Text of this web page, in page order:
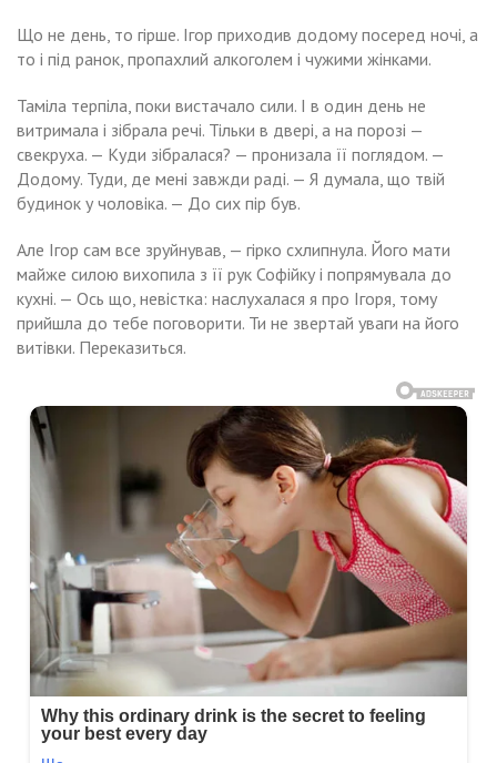
Що не день, то гірше. Ігор приходив додому посеред ночі, а
то і під ранок, пропахлий алкоголем і чужими жінками.
Таміла терпіла, поки вистачало сили. І в один день не
витримала і зібрала речі. Тільки в двері, а на порозі —
свекруха. — Куди зібралася? — пронизала її поглядом. —
Додому. Туди, де мені завжди раді. — Я думала, що твій
будинок у чоловіка. — До сих пір був.
Але Ігор сам все зруйнував, — гірко схлипнула. Його мати
майже силою вихопила з її рук Софійку і попрямувала до
кухні. — Ось що, невістка: наслухалася я про Ігоря, тому
прийшла до тебе поговорити. Ти не звертай уваги на його
витівки. Переказиться.